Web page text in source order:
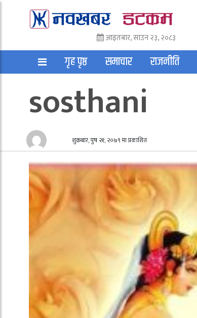
आइतबार, साउन २३, २०८३
गृह पृष्ठ समाचार राजनीति
अन्तराष्ट्रिय
sosthani
शुक्रबार, पुष २१, २०७९ मा प्रकाशित